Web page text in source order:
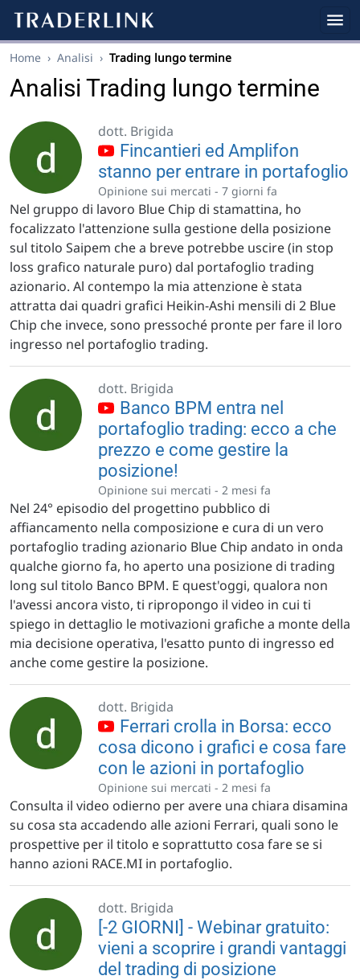
Home › Analisi › Trading lungo termine
Analisi Trading lungo termine
dott. Brigida
Fincantieri ed Amplifon
stanno per entrare in portafoglio
Opinione sui mercati - 7 giorni fa
Nel gruppo di lavoro Blue Chip di stamattina, ho
focalizzato l'attenzione sulla gestione della posizione
sul titolo Saipem che a breve potrebbe uscire (in stop
loss grafico naturale puro) dal portafoglio trading
azionario. Al contempo la mia attenzione è stata
attratta dai quadri grafici Heikin-Ashi mensili di 2 Blue
Chip che invece, sono pressoché pronte per fare il loro
ingresso nel portafoglio trading.
dott. Brigida
Banco BPM entra nel
portafoglio trading: ecco a che
prezzo e come gestire la
posizione!
Opinione sui mercati - 2 mesi fa
Nel 24° episodio del progettino pubblico di
affiancamento nella composizione e cura di un vero
portafoglio trading azionario Blue Chip andato in onda
qualche giorno fa, ho aperto una posizione di trading
long sul titolo Banco BPM. E quest'oggi, qualora non
l'avessi ancora visto, ti ripropongo il video in cui ti
spiego in dettaglio le motivazioni grafiche a monte della
mia decisione operativa, l'esatto punto di ingresso ed
anche come gestire la posizione.
dott. Brigida
Ferrari crolla in Borsa: ecco
cosa dicono i grafici e cosa fare
con le azioni in portafoglio
Opinione sui mercati - 2 mesi fa
Consulta il video odierno per avere una chiara disamina
su cosa sta accadendo alle azioni Ferrari, quali sono le
prospettive per il titolo e soprattutto cosa fare se si
hanno azioni RACE.MI in portafoglio.
dott. Brigida
[-2 GIORNI] - Webinar gratuito:
vieni a scoprire i grandi vantaggi
del trading di posizione